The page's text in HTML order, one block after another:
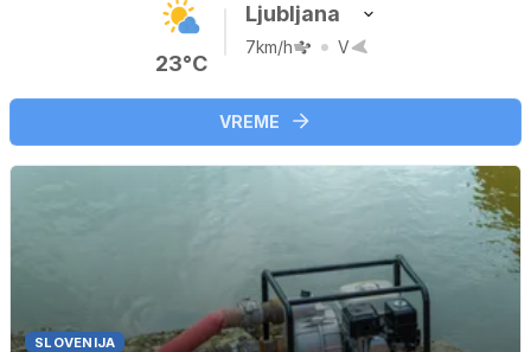
23°C
Ljubljana
7km/h V
VREME
SLOVENIJA